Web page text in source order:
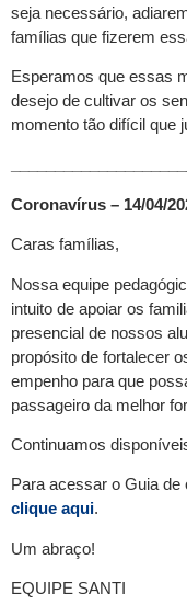
seja necessário,
famílias que fizerem
Esperamos que essas
desejo de cultivar os
momento tão difícil que
Coronavírus – 14/04/
Caras famílias,
Nossa equipe
intuito de apoiar os
presencial de nossos
propósito de fortalecer
empenho para que
passageiro da melhor
Continuamos
Para acessar o Guia de
clique aqui.
Um abraço!
EQUIPE SANTI